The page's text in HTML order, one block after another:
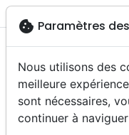
menu
cookie Paramètres
Nous utilisons des
meilleure
sont nécessaires,
continuer à